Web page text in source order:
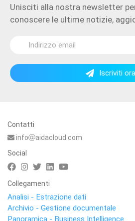
Unisciti alla nostra newsletter
conoscere le ultime notizie,
Iscriviti
Contatti
info
aidacloud.com
Social
Collegamenti
Analisi - Estrazione dati
Archivio - Gestione documentale
Panoramica - Business Intelligence